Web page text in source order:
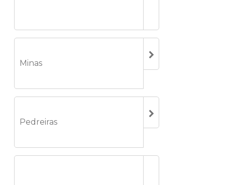
Minas
Pedreiras